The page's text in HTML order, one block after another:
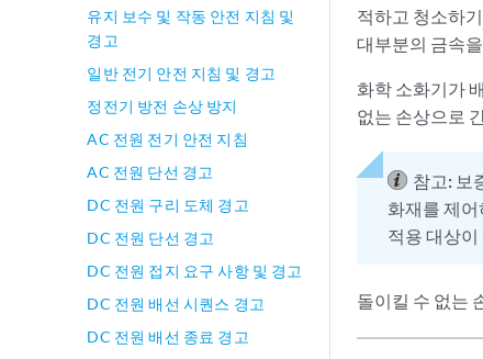
유지 보수 및 작동 안전 지침 및
경고
일반 전기 안전 지침 및 경고
정전기 방전 손상 방지
AC 전원 전기 안전 지침
AC 전원 단선 경고
DC 전원 구리 도체 경고
DC 전원 단선 경고
DC 전원 접지 요구 사항 및 경고
DC 전원 배선 시퀀스 경고
DC 전원 배선 종료 경고
적하고 청소하
대부분의 금속
화학 소화기가
없는 손상으로
참고: 보
화재를 제
적용 대상
돌이킬 수 없는